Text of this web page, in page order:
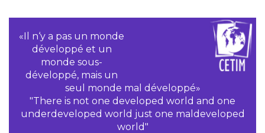
«Il n‘y a pas un monde
développé et un
monde sous-
développé, mais un
seul monde mal développé»
"There is not one developed world and one
underdeveloped world just one maldeveloped
world"